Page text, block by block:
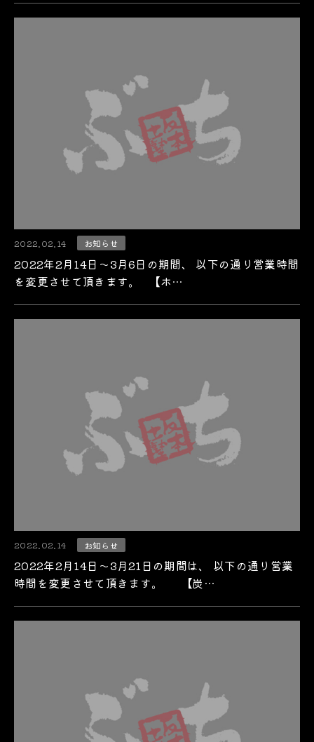
2022.02.14 お知らせ
2022年2月14日～3月6日の期間、 以下の通り営業時間
を変更させて頂きます。 【ホ…
2022.02.14 お知らせ
2022年2月14日～3月21日の期間は、 以下の通り営業
時間を変更させて頂きます。 【炭…